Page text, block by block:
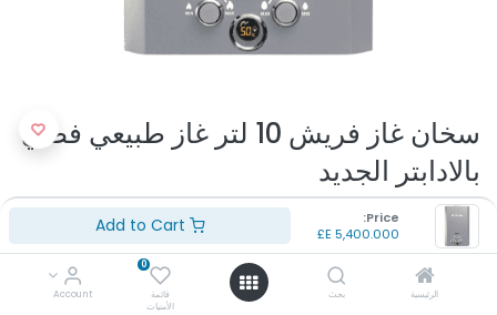
Price:
5,400.000
الرئيسية بحث
0
قائمة
الأمنيات
Account
سخان غاز فريش 10 لتر غاز طبيعي فضي
بالادابتر الجديد
(تقييم 0 )
سخان مياه فريش غاز فضى
السعة اللترية لسخان المياه : 10 لتر
لون سخان المياه : فضى
نوع الغاز : غاز طبيعى